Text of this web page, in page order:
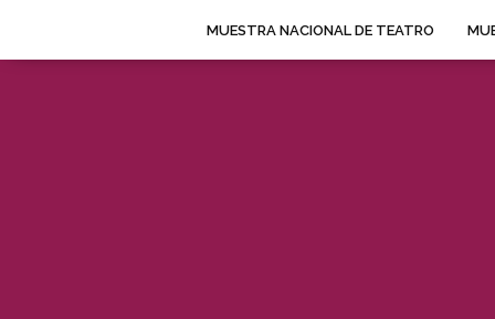
MUESTRA NACIONAL DE TEATRO